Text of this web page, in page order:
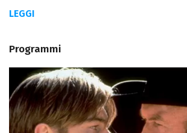
LEGGI
Programmi